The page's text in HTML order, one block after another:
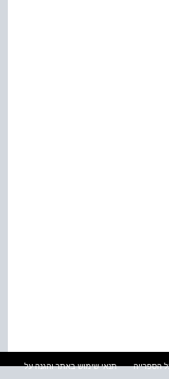
הספרייה
תנאי שימוש באתר והגנה על